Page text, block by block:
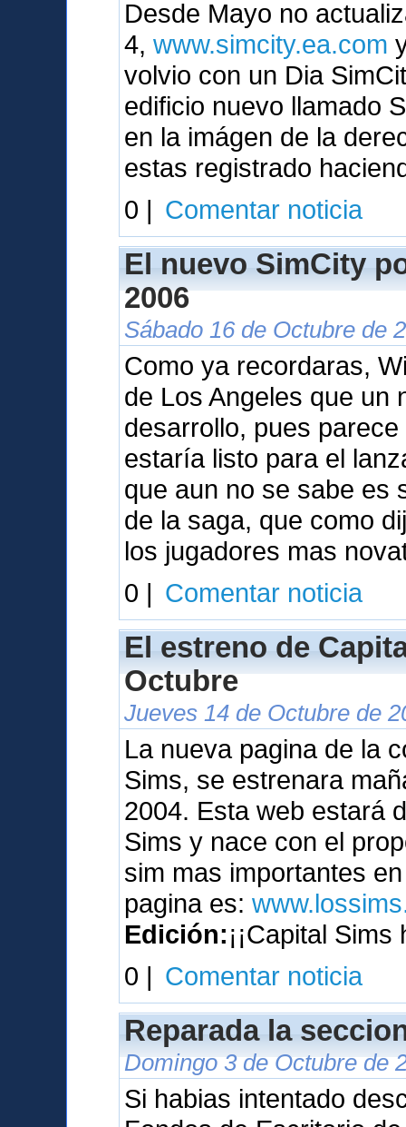
Desde Mayo no
4,www.simcity.ea.com
volvio con un Dia
edificio nuevo llamado
en la imágen de la
estas registrado
0 | Comentar noticia
El nuevo SimCity
2006
Sábado 16 de Octubre de
Como ya recordaras,
de Los Angeles que un
desarrollo, pues
estaría listo para el
que aun no se sabe es
de la saga, que como
los jugadores mas
0 | Comentar noticia
El estreno de
Octubre
Jueves 14 de Octubre de
La nueva pagina de la
Sims, se estrenara
2004. Esta web estará
Sims y nace con el
sim mas importantes
pagina es:
Edición:¡¡Capital
0 | Comentar noticia
Reparada la
Domingo 3 de Octubre de
Si habias intentado